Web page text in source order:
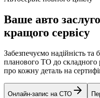
Ваше авто
кращого сервісу
Забезпечуємо надійність
планового ТО до
про кожну деталь на
Онлайн-запис на СТО